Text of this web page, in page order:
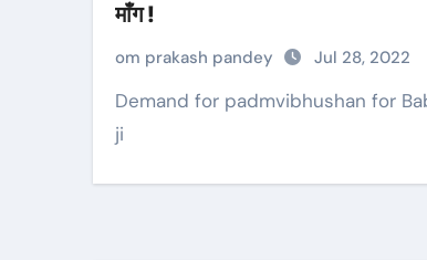
माँग !
om prakash pandey Jul 28, 2022
Demand for padmvibhushan for Babu Lalan
ji